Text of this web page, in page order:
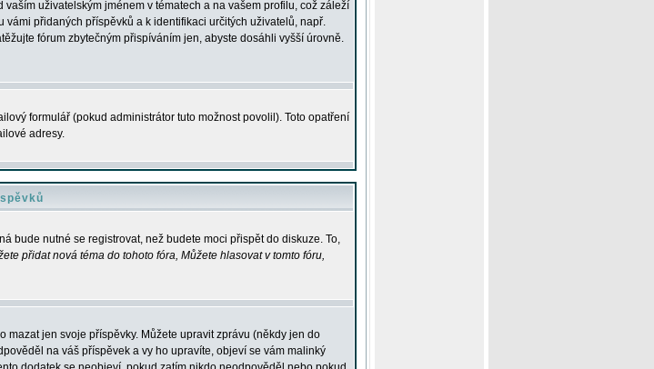
uživatelským jménem v tématech a na vašem profilu, což záleží
přidaných příspěvků a k identifikaci určitých uživatelů, např.
fórum zbytečným přispíváním jen, abyste dosáhli vyšší úrovně.
formulář (pokud administrátor tuto možnost povolil). Toto opatření
adresy.
bude nutné se registrovat, než budete moci přispět do diskuze. To,
přidat nová téma do tohoto fóra, Můžete hlasovat v tomto fóru,
jen svoje příspěvky. Můžete upravit zprávu (někdy jen do
na váš příspěvek a vy ho upravíte, objeví se vám malinký